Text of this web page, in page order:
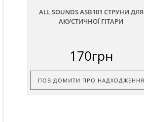
ALL SOUNDS ASB101 СТРУНИ ДЛЯ
АКУСТИЧНОЇ ГІТАРИ
170грн
ПОВІДОМИТИ ПРО НАДХОДЖЕННЯ